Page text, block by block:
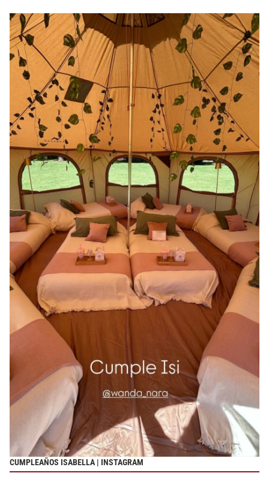
CUMPLEAÑOS ISABELLA | INSTAGRAM